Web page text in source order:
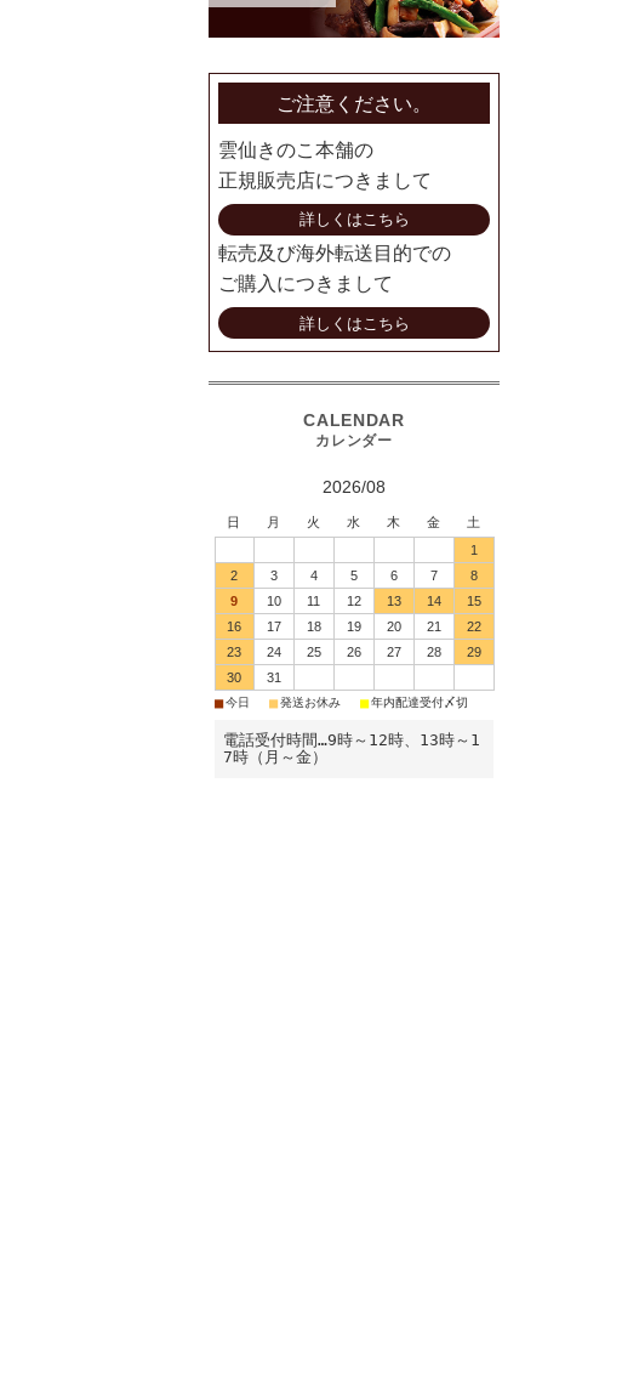
ご注意ください。
雲仙きのこ本舗の
正規販売店につきまして
詳しくはこちら
転売及び海外転送目的での
ご購入につきまして
詳しくはこちら
2026/08
日 月 火 水 木 金
土
1
2
3 4 5 6 7
8
9
10 11 12 13 14
15
16
17 18 19 20 21
22
23
24 25 26 27 28
29
30
31
■ 今日 ■ 発送お休み ■ 年内配達受付〆切
電話受付時間…9時～12時、13時～1
7時（月～金）